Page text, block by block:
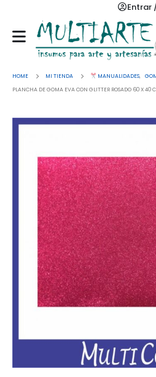
Entrar
HOME MI TIENDA MANUALIDADES,
PLANCHA DE GOMA EVA CON GLITTER ROSADO 60 X 40